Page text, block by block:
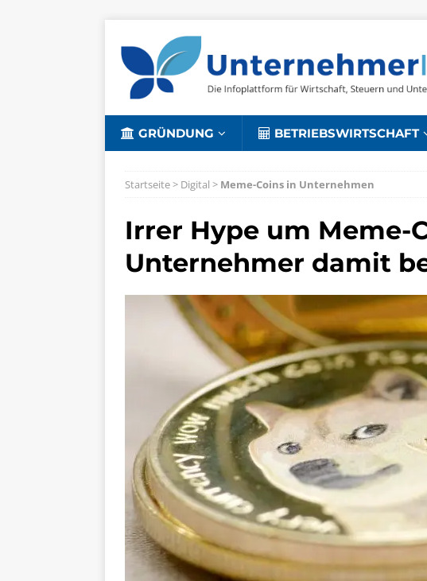
GRÜNDUNG BETRIEBSWIRTSCHAFT
Startseite> Digital > Meme-Coins in Unternehmen
Irrer Hype um Meme-
Unternehmer damit